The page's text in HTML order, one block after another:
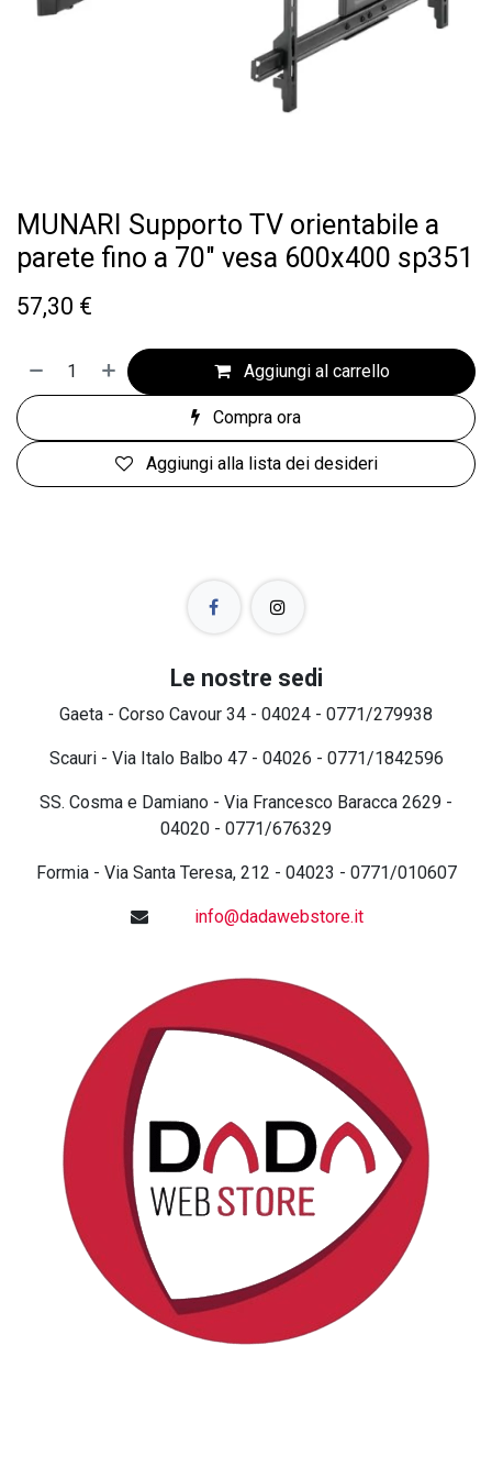
MUNARI Supporto TV orientabile a
parete fino a 70" vesa 600x400 sp351
57,30 €
Aggiungi al carrello
Compra ora
Aggiungi alla lista dei desideri
Le nostre sedi
Gaeta - Corso Cavour 34 - 04024 - 0771/279938
Scauri - Via Italo Balbo 47 - 04026 - 0771/1842596
SS. Cosma e Damiano - Via Francesco Baracca 2629 -
04020 - 0771/676329
Formia - Via Santa Teresa, 212 - 04023 - 0771/010607
info@dadawebstore.it